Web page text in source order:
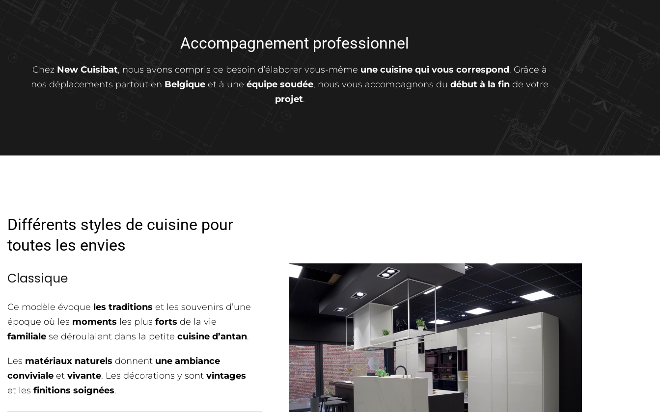
Accompagnement professionnel
Chez New Cuisibat, nous avons compris ce besoin d’élaborer vous-même une cuisine qui vous correspond. Grâce à
nos déplacements partout en Belgique et à une équipe soudée, nous vous accompagnons du début à la fin de votre
projet.
Différents styles de cuisine pour
toutes les envies
Classique
Ce modèle évoque les traditions et les souvenirs d’une
époque où les moments les plus forts de la vie
familiale se déroulaient dans la petite cuisine d’antan.
Les matériaux naturels donnent une ambiance
conviviale et vivante. Les décorations y sont vintages
et les finitions soignées.